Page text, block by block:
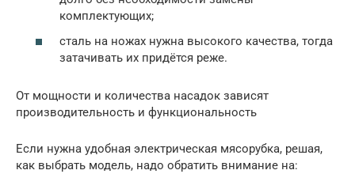
комплектующих;
сталь на ножах нужна высокого качества, тогда
затачивать их придётся реже.
От мощности и количества насадок зависят
производительность и функциональность
Если нужна удобная электрическая мясорубка, решая,
как выбрать модель, надо обратить внимание на: